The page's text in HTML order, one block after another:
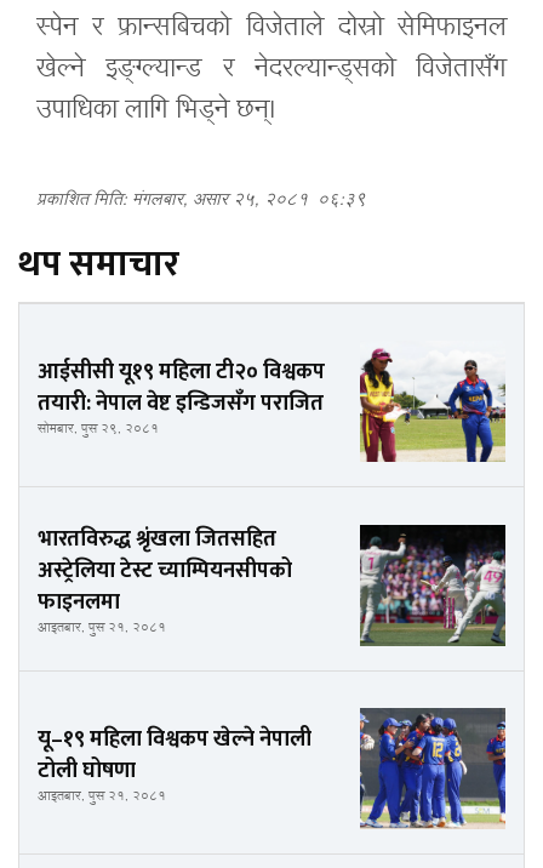
स्पेन र फ्रान्सबिचको विजेताले दोस्रो सेमिफाइनल
खेल्ने इङ्ग्ल्यान्ड र नेदरल्यान्ड्सको विजेतासँग
उपाधिका लागि भिड्ने छन्।
प्रकाशित मिति: मंगलबार, असार २५, २०८१ ०६:३९
थप समाचार
आईसीसी यू१९ महिला टी२० विश्वकप
तयारी: नेपाल वेष्ट इन्डिजसँग पराजित
सोमबार, पुस २९, २०८१
भारतविरुद्ध श्रृंखला जितसहित
अस्ट्रेलिया टेस्ट च्याम्पियनसीपको
फाइनलमा
आइतबार, पुस २१, २०८१
यू–१९ महिला विश्वकप खेल्ने नेपाली
टोली घोषणा
आइतबार, पुस २१, २०८१